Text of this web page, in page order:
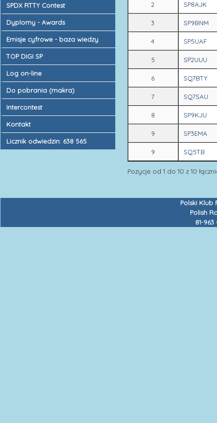
SPDX RTTY Contest
Dyplomy - Awards
Emisje cyfrowe - baza wiedzy
TOP DIGI SP
Log on-line
Do pobrania (makra)
Intercontest
Kontakt
Licznik odwiedzin: 638 565
2 SP8AJK
3 SP9BNM
4 SP5UAF
5 SP2UUU
6 SQ7BTY
7 SQ7SAU
8 SP9KJU
9 SP3EMA
9 SQ5TB
Pozycje od 1 do 10 z 10
Polski Klub
Polish
81-963